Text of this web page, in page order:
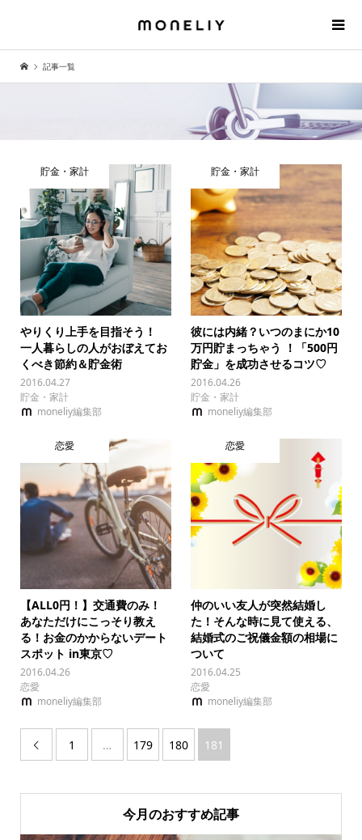
記事一覧
貯金・家計
やりくり上手を目指そう！
一人暮らしの人がおぼえてお
くべき節約＆貯金術
2016.04.27
貯金・家計
moneliy編集部
貯金・家計
彼には内緒？いつのまにか10
万円貯まっちゃう ！「500円
貯金」を成功させるコツ♡
2016.04.26
貯金・家計
moneliy編集部
恋愛
【ALL0円！】交通費のみ！
あなただけにこっそり教え
る！お金のかからないデート
スポット in東京♡
2016.04.26
恋愛
moneliy編集部
恋愛
仲のいい友人が突然結婚し
た！そんな時に見て使える、
結婚式のご祝儀金額の相場に
ついて
2016.04.25
恋愛
moneliy編集部
 1 … 179 180 181
今月のおすすめ記事